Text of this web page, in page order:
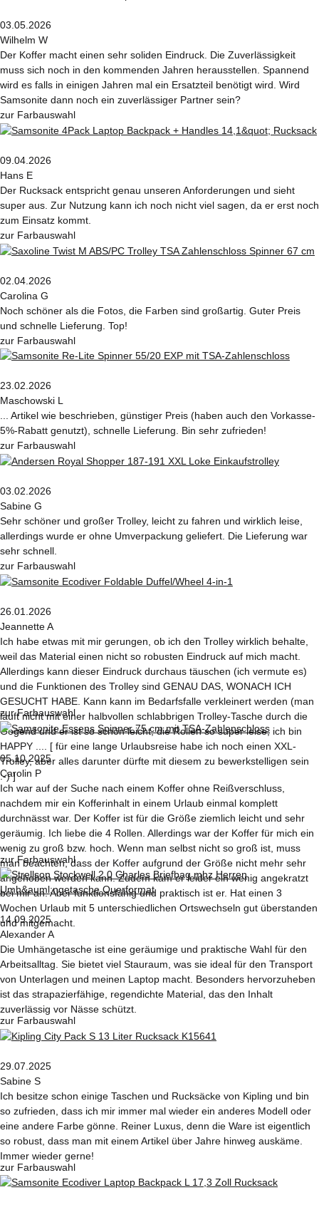
03.05.2026
Wilhelm W
Der Koffer macht einen sehr soliden Eindruck. Die Zuverlässigkeit
muss sich noch in den kommenden Jahren herausstellen. Spannend
wird es falls in einigen Jahren mal ein Ersatzteil benötigt wird. Wird
Samsonite dann noch ein zuverlässiger Partner sein?
zur Farbauswahl
09.04.2026
Hans E
Der Rucksack entspricht genau unseren Anforderungen und sieht
super aus. Zur Nutzung kann ich noch nicht viel sagen, da er erst noch
zum Einsatz kommt.
zur Farbauswahl
02.04.2026
Carolina G
Noch schöner als die Fotos, die Farben sind großartig. Guter Preis
und schnelle Lieferung. Top!
zur Farbauswahl
23.02.2026
Maschowski L
... Artikel wie beschrieben, günstiger Preis (haben auch den Vorkasse-
5%-Rabatt genutzt), schnelle Lieferung. Bin sehr zufrieden!
zur Farbauswahl
03.02.2026
Sabine G
Sehr schöner und großer Trolley, leicht zu fahren und wirklich leise,
allerdings wurde er ohne Umverpackung geliefert. Die Lieferung war
sehr schnell.
zur Farbauswahl
26.01.2026
Jeannette A
Ich habe etwas mit mir gerungen, ob ich den Trolley wirklich behalte,
weil das Material einen nicht so robusten Eindruck auf mich macht.
Allerdings kann dieser Eindruck durchaus täuschen (ich vermute es)
und die Funktionen des Trolley sind GENAU DAS, WONACH ICH
GESUCHT HABE. Kann kann im Bedarfsfalle verkleinert werden (man
läuft nicht mit einer halbvollen schlabbrigen Trolley-Tasche durch die
Gegend und er ist so schön leicht, die Rollen so super leise, ich bin
HAPPY .... [ für eine lange Urlaubsreise habe ich noch einen XXL-
Trolley, aber alles darunter dürfte mit diesem zu bewerkstelligen sein
:-) ]
zur Farbauswahl
05.10.2025
Carolin P
Ich war auf der Suche nach einem Koffer ohne Reißverschluss,
nachdem mir ein Kofferinhalt in einem Urlaub einmal komplett
durchnässt war. Der Koffer ist für die Größe ziemlich leicht und sehr
geräumig. Ich liebe die 4 Rollen. Allerdings war der Koffer für mich ein
wenig zu groß bzw. hoch. Wenn man selbst nicht so groß ist, muss
man beachten, dass der Koffer aufgrund der Größe nicht mehr sehr
angehoben werden kann. Zudem kam er leider ein wenig angekratzt
bei mir an. Aber funktionsfähig und praktisch ist er. Hat einen 3
Wochen Urlaub mit 5 unterschiedlichen Ortswechseln gut überstanden
und mitgemacht.
zur Farbauswahl
14.09.2025
Alexander A
Die Umhängetasche ist eine geräumige und praktische Wahl für den
Arbeitsalltag. Sie bietet viel Stauraum, was sie ideal für den Transport
von Unterlagen und meinen Laptop macht. Besonders hervorzuheben
ist das strapazierfähige, regendichte Material, das den Inhalt
zuverlässig vor Nässe schützt.
zur Farbauswahl
29.07.2025
Sabine S
Ich besitze schon einige Taschen und Rucksäcke von Kipling und bin
so zufrieden, dass ich mir immer mal wieder ein anderes Modell oder
eine andere Farbe gönne. Reiner Luxus, denn die Ware ist eigentlich
so robust, dass man mit einem Artikel über Jahre hinweg auskäme.
Immer wieder gerne!
zur Farbauswahl